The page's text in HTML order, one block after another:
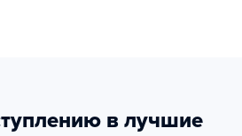
в лучшие